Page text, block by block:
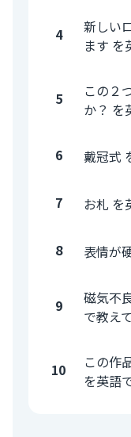
4
新しい
ます を
5
この２
か？ を
6 戴冠式
7 お札 を
8 表情が
9
磁気不
で教え
10
この作
を英語